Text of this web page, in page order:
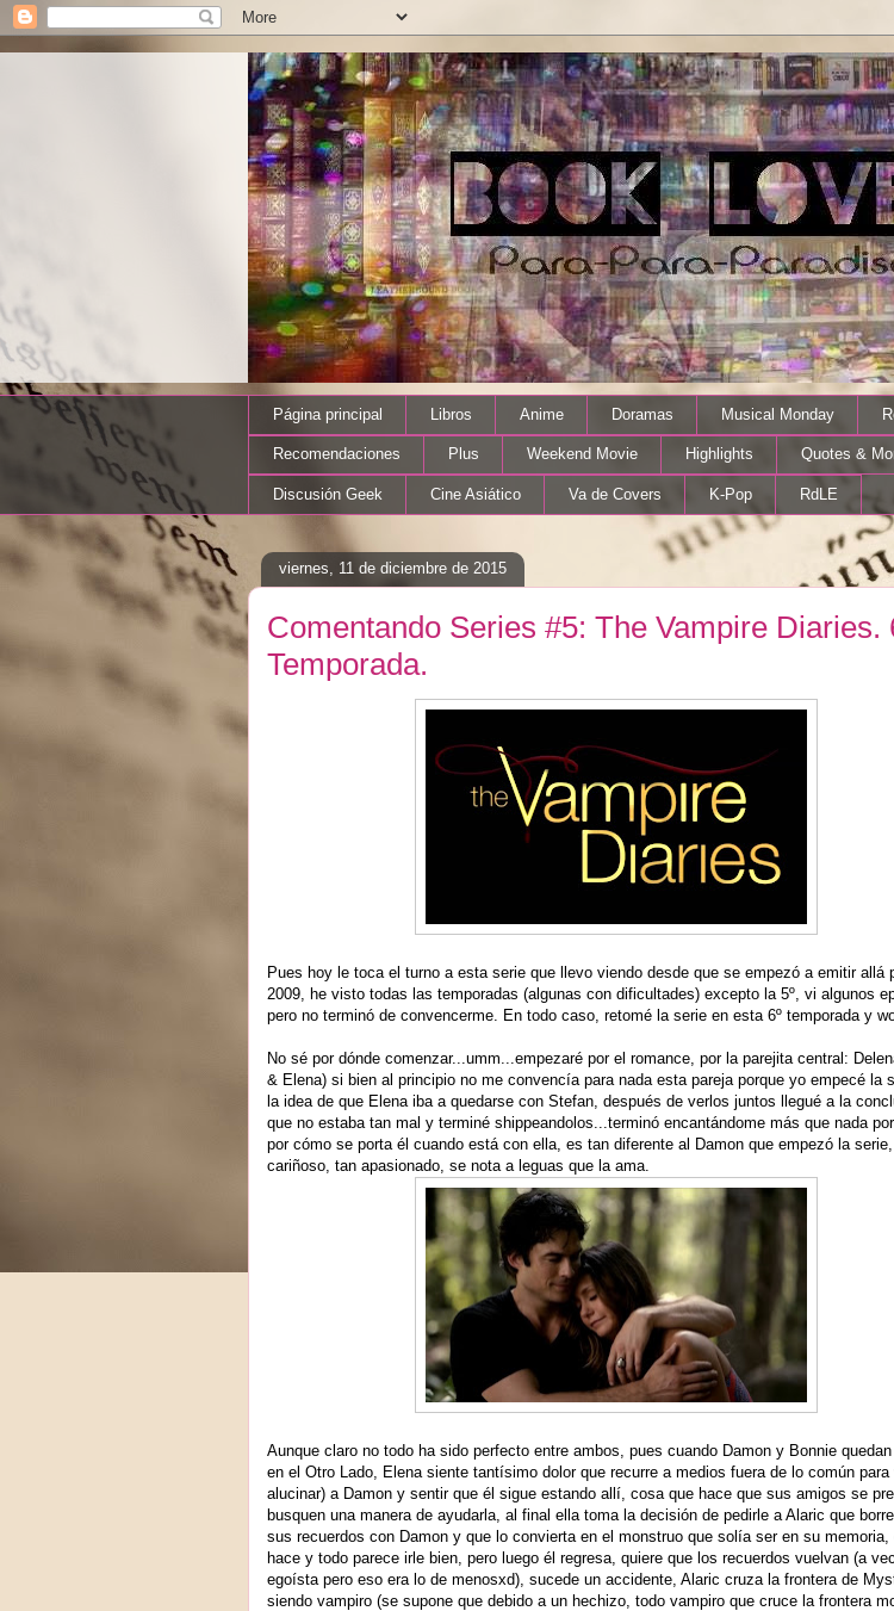
Página principal Libros Anime Doramas Musical Monday
Recomendaciones Plus Weekend Movie Highlights Quotes &
Discusión Geek Cine Asiático Va de Covers K-Pop RdLE
viernes, 11 de diciembre de 2015
Comentando Series #5: The Vampire Diaries.
Temporada.
Pues hoy le toca el turno a esta serie que llevo viendo desde que se empezó a emitir allá
2009, he visto todas las temporadas (algunas con dificultades) excepto la 5º, vi algunos
pero no terminó de convencerme. En todo caso, retomé la serie en esta 6º temporada y
No sé por dónde comenzar...umm...empezaré por el romance, por la parejita central:
& Elena) si bien al principio no me convencía para nada esta pareja porque yo empecé la
la idea de que Elena iba a quedarse con Stefan, después de verlos juntos llegué a la
que no estaba tan mal y terminé shippeandolos...terminó encantándome más que nada
por cómo se porta él cuando está con ella, es tan diferente al Damon que empezó la
cariñoso, tan apasionado, se nota a leguas que la ama.
Aunque claro no todo ha sido perfecto entre ambos, pues cuando Damon y Bonnie
en el Otro Lado, Elena siente tantísimo dolor que recurre a medios fuera de lo común para
alucinar) a Damon y sentir que él sigue estando allí, cosa que hace que sus amigos se
busquen una manera de ayudarla, al final ella toma la decisión de pedirle a Alaric que borre
sus recuerdos con Damon y que lo convierta en el monstruo que solía ser en su memoria,
hace y todo parece irle bien, pero luego él regresa, quiere que los recuerdos vuelvan (a
egoísta pero eso era lo de menosxd), sucede un accidente, Alaric cruza la frontera de
siendo vampiro (se supone que debido a un hechizo, todo vampiro que cruce la frontera